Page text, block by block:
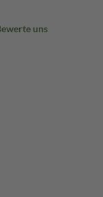
uns